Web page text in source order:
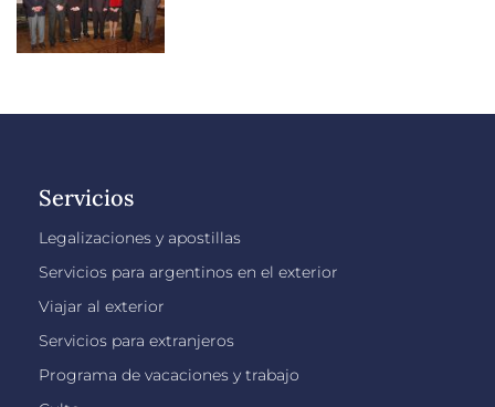
Servicios
Legalizaciones y apostillas
Servicios para argentinos en el exterior
Viajar al exterior
Servicios para extranjeros
Programa de vacaciones y trabajo